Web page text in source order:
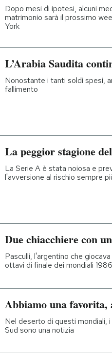
Dopo mesi di ipotesi, alcuni
matrimonio sarà il prossimo
York
L’Arabia Saudita
Nonostante i tanti soldi spesi,
fallimento
La peggior stagione
La Serie A è stata noiosa e
l'avversione al rischio sempre
Due chiacchiere con
Pasculli, l'argentino che
ottavi di finale dei mondiali 1986
Abbiamo una favorita,
Nel deserto di questi mondiali,
Sud sono una notizia